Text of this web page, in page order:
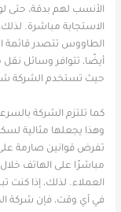
الأنسب لهم بدقة، حتى
الاستجابة مباشرة.
الطاووس تتصدر
أيضًا، تتوافر وسائل نقل
حيث تستخدم الشركة
كما تلتزم الشركة
وهذا يجعلها مثالية
تفرض قوانين صارمة
مباشرًا على الهاتف
العملاء. لذلك، إذا
في أي وقت، فإن شركة